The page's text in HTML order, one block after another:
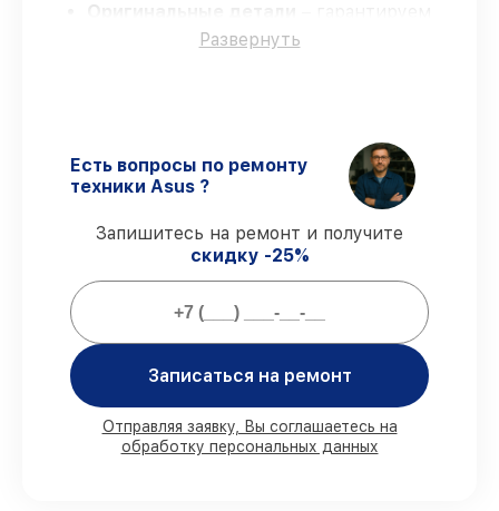
Оригинальные детали
использование фирменных запчастей для
–
соблюдаем сроки сервиса материнской
платы P6T, согласованные с клиентом.
– все работы по
восстановлению проводятся с
официальной гарантией.
Мы гарантируем:
работ в вашем присутствии
90%комплектующих для материнских
плат на складе или доступны для
срочного заказа
Развернуть
Есть вопросы по ремонту
техники Asus ?
Запишитесь на ремонт и получите
скидку -25%
Записаться на ремонт
Отправляя заявку, Вы соглашаетесь на
обработку персональных данных